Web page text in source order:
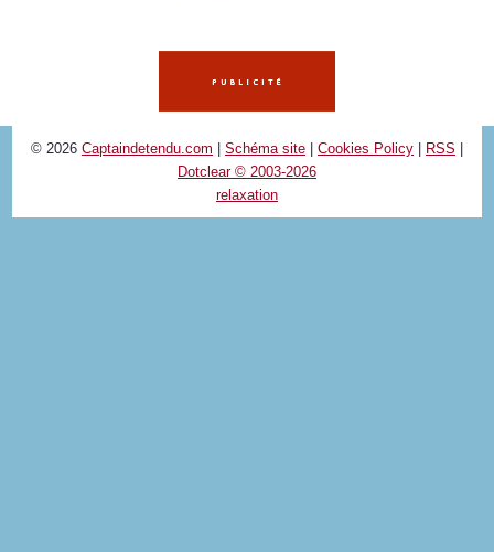
© 2026 Captaindetendu.com Schéma site Cookies Policy RSS
Dotclear © 2003-2026
relaxation